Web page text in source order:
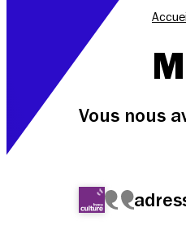
Accueil
Vous nous